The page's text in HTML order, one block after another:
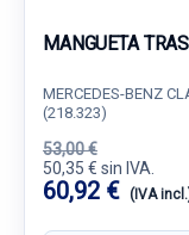
MANGUETA
MERCEDES-BENZ
(218.323)
53,00 €
50,35 € sin IVA.
60,92 € (IVA